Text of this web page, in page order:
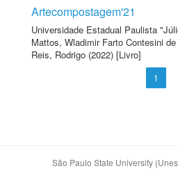
Artecompostagem'21
Universidade Estadual Paulista
Mattos, Wladimir Farto Contesini de
Reis, Rodrigo (2022) [Livro]
1
São Paulo State University